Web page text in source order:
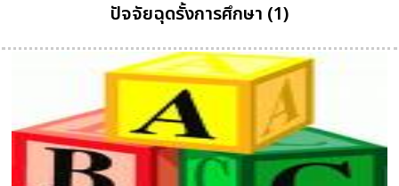
ปัจจัยฉุดรั้งการศึกษา (1)